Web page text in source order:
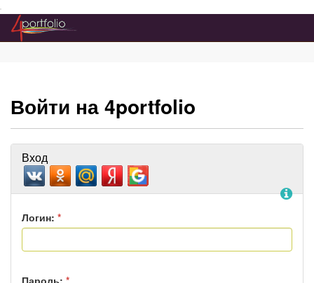
Преейти на главное меню
Войти на 4portfolio
Вход
Логин: *
Пароль: *